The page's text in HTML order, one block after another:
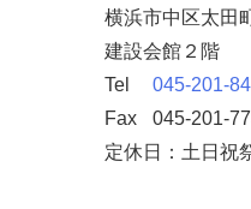
横浜市中区太田
建設会館２階
Tel
045-201-
Fax
045-201-
定休日：土日祝